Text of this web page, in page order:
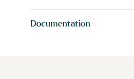
Documentation